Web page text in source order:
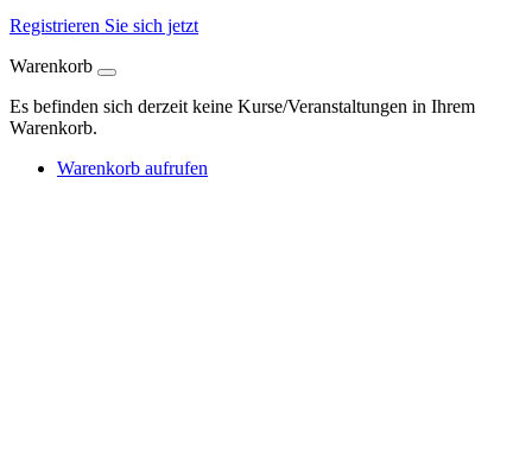
Registrieren Sie sich jetzt
Warenkorb
Es befinden sich derzeit keine Kurse/Veranstaltungen in Ihrem
Warenkorb.
Warenkorb aufrufen